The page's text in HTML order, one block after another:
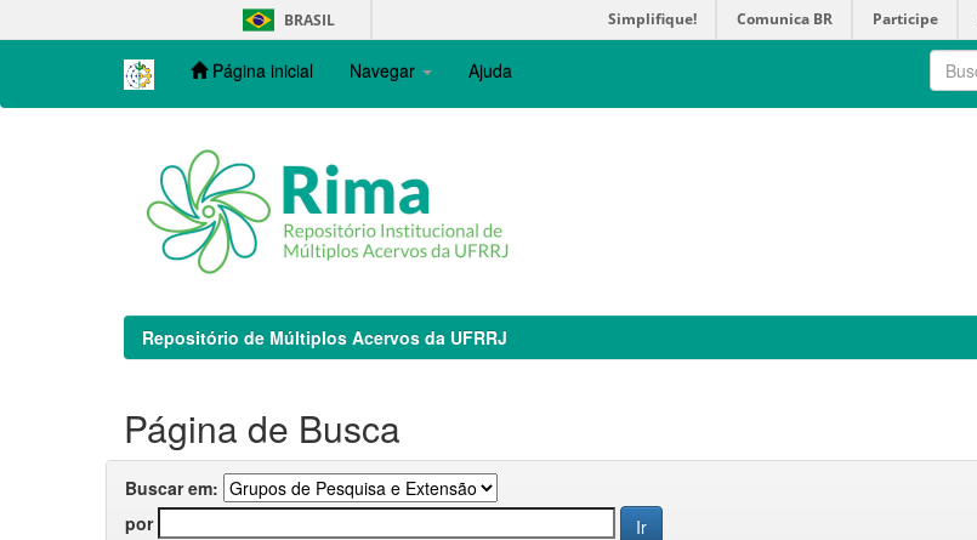
navigation
BRASIL Simplifique! Comunica BR Participe
Página inicial Navegar Ajuda
Repositório de Múltiplos Acervos da UFRRJ
Página de Busca
Buscar em:
por